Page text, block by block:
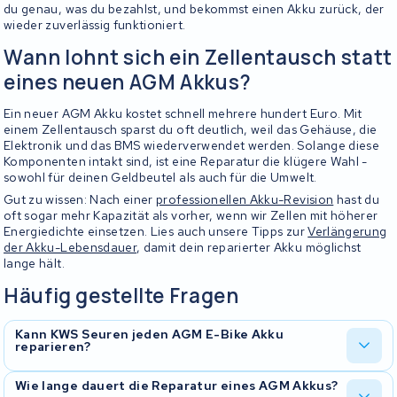
du genau, was du bezahlst, und bekommst einen Akku zurück, der
wieder zuverlässig funktioniert.
Wann lohnt sich ein Zellentausch statt
eines neuen AGM Akkus?
Ein neuer AGM Akku kostet schnell mehrere hundert Euro. Mit
einem Zellentausch sparst du oft deutlich, weil das Gehäuse, die
Elektronik und das BMS wiederverwendet werden. Solange diese
Komponenten intakt sind, ist eine Reparatur die klügere Wahl -
sowohl für deinen Geldbeutel als auch für die Umwelt.
Gut zu wissen: Nach einerprofessionellen Akku-Revision hast du
oft sogar mehr Kapazität als vorher, wenn wir Zellen mit höherer
Energiedichte einsetzen. Lies auch unsere Tipps zurVerlängerung
der Akku-Lebensdauer, damit dein reparierter Akku möglichst
lange hält.
Häufig gestellte Fragen
Kann KWS Seuren jeden AGM E-Bike Akku
reparieren?
Wir reparieren die meisten AGM Akkutypen. Nach Eingang deines
Wie lange dauert die Reparatur eines AGM Akkus?